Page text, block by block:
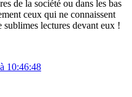
de la société ou dans les bas
ceux qui ne connaissent
sublimes lectures devant eux !
10:46:48